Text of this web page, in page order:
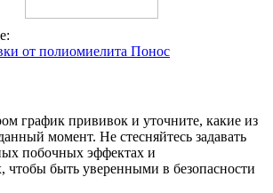
от полиомиелита Понос
график прививок и уточните, какие из
момент. Не стесняйтесь задавать
побочных эффектах и
чтобы быть уверенными в безопасности